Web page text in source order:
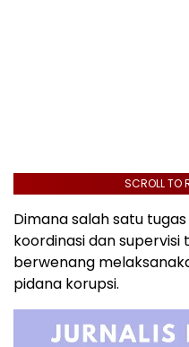
SCROLL TO
Dimana salah satu
koordinasi dan
berwenang
pidana korupsi.